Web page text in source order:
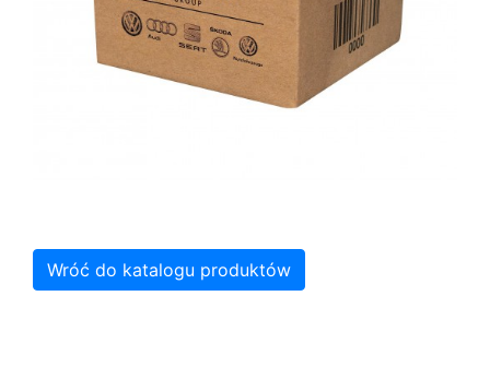
Wróć do katalogu produktów